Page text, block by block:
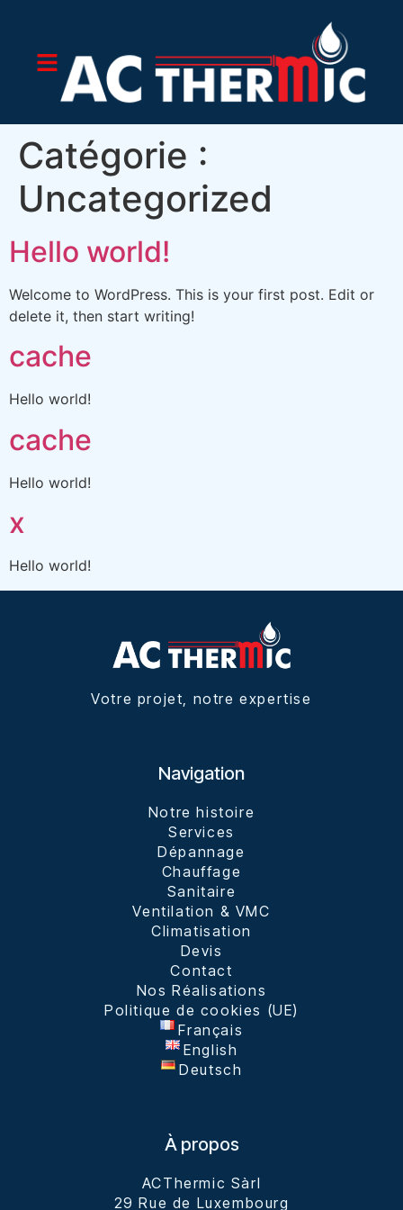
Catégorie :
Uncategorized
Hello world!
Welcome to WordPress. This is your first post. Edit or
delete it, then start writing!
cache
Hello world!
cache
Hello world!
x
Hello world!
Votre projet, notre expertise
Navigation
Notre histoire
Services
Dépannage
Chauffage
Sanitaire
Ventilation & VMC
Climatisation
Devis
Contact
Nos Réalisations
Politique de cookies (UE)
Français
English
Deutsch
À propos
ACThermic Sàrl
29 Rue de Luxembourg